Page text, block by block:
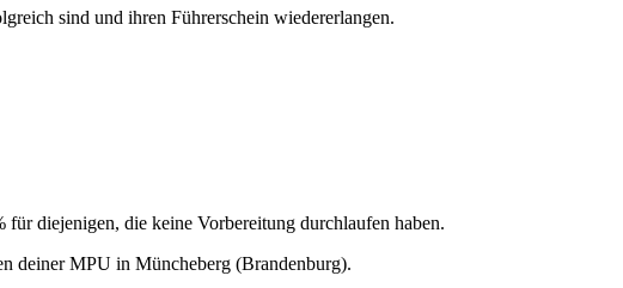
sind und ihren Führerschein wiedererlangen.
diejenigen, die keine Vorbereitung durchlaufen haben.
deiner MPU in Müncheberg (Brandenburg).